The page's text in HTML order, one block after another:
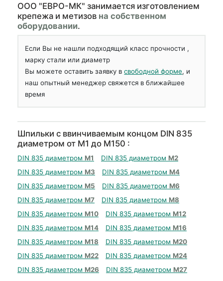
OOO "ЕВРО-МК" занимается изготовлением
крепежа и метизов на собственном
оборудовании.
Если Вы не нашли подходящий класс прочности ,
марку стали или диаметр
Вы можете оставить заявку всвободной форме, и
наш опытный менеджер свяжется в ближайшее
время
Шпильки с ввинчиваемым концом DIN 835
диаметром от М1 до М150 :
DIN 835 диаметром М1 DIN 835 диаметром М2
DIN 835 диаметром М3 DIN 835 диаметром М4
DIN 835 диаметром М5 DIN 835 диаметром М6
DIN 835 диаметром М7 DIN 835 диаметром М8
DIN 835 диаметром М10 DIN 835 диаметром М12
DIN 835 диаметром М14 DIN 835 диаметром М16
DIN 835 диаметром М18 DIN 835 диаметром М20
DIN 835 диаметром М22 DIN 835 диаметром М24
DIN 835 диаметром М26 DIN 835 диаметром М27